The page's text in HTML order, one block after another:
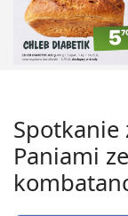
Spotkanie
Paniami